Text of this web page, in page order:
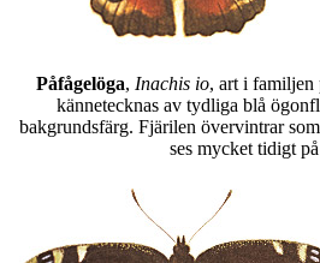
Påfågelöga, Inachis io, art i familjen
kännetecknas av tydliga blå
bakgrundsfärg. Fjärilen övervintrar
ses mycket tidigt